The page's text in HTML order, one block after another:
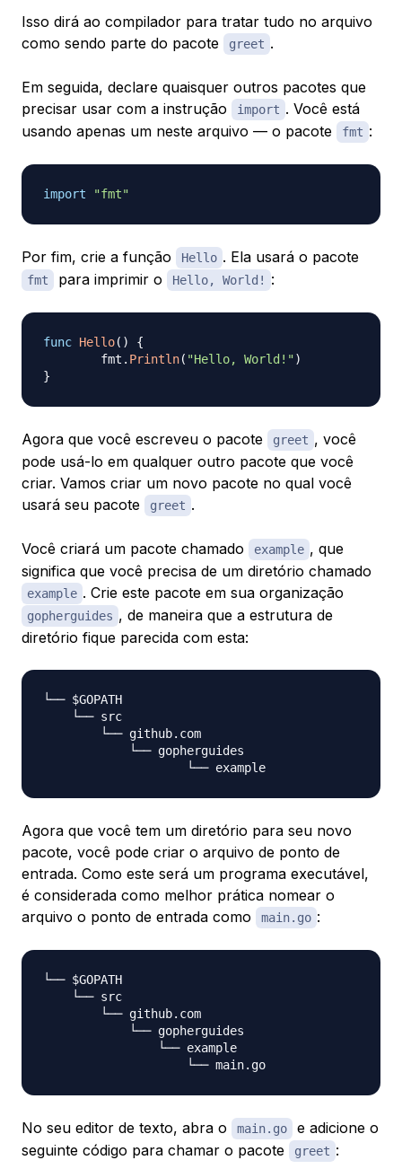
Isso dirá ao compilador para tratar tudo no arquivo
como sendo parte do pacote
greet .
Em seguida, declare quaisquer outros pacotes que
precisar usar com a instrução
import . Você está
usando apenas um neste arquivo — o pacote
fmt :
import "fmt"
Por fim, crie a função Hello . Ela usará o pacote
fmt para imprimir o Hello, World! :
func Hello( )
{
	fmt
. Println( "Hello, World!")
}
Agora que você escreveu o pacote greet , você
pode usá-lo em qualquer outro pacote que você
criar. Vamos criar um novo pacote no qual você
usará seu pacote
greet .
Você criará um pacote chamado example , que
significa que você precisa de um diretório chamado
example . Crie este pacote em sua organização
gopherguides , de maneira que a estrutura de
diretório fique parecida com esta:
└── $GOPATH
    └── src
        └── github.com
            └── gopherguides
Agora que você tem um diretório para seu novo
pacote, você pode criar o arquivo de ponto de
entrada. Como este será um programa executável,
é considerada como melhor prática nomear o
arquivo o ponto de entrada como
main.go :
└── $GOPATH
    └── src
        └── github.com
            └── gopherguides
                └── example
No seu editor de texto, abra o main.go
e adicione o
seguinte código para chamar o pacote
greet :